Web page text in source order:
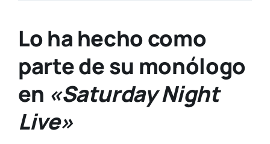
Lo ha hecho como
parte de su monólogo
en «Saturday Night
Live»